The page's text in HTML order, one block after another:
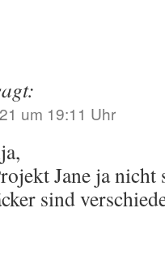
um 19:11 Uhr
Jane ja nicht
sind